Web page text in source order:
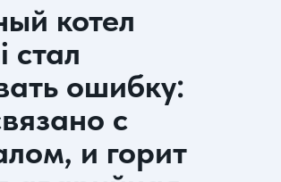
котел
стал
ошибку:
с
и горит